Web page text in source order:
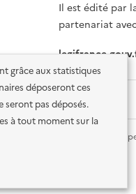
grâce aux statistiques
déposeront ces
seront pas déposés.
à tout moment sur la
Il est édité par
partenariat
Données